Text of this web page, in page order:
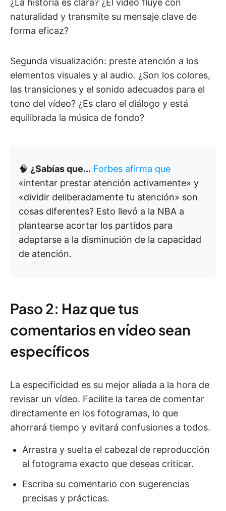
¿La historia es clara? ¿El vídeo fluye con
naturalidad y transmite su mensaje clave de
forma eficaz?
Segunda visualización: preste atención a los
elementos visuales y al audio. ¿Son los colores,
las transiciones y el sonido adecuados para el
tono del vídeo? ¿Es claro el diálogo y está
equilibrada la música de fondo?
🧠 ¿Sabías que... Forbes afirma que
«intentar prestar atención activamente» y
«dividir deliberadamente tu atención» son
cosas diferentes? Esto llevó a la NBA a
plantearse acortar los partidos para
adaptarse a la disminución de la capacidad
de atención.
Paso 2: Haz que tus
comentarios en vídeo sean
específicos
La especificidad es su mejor aliada a la hora de
revisar un vídeo. Facilite la tarea de comentar
directamente en los fotogramas, lo que
ahorrará tiempo y evitará confusiones a todos.
Arrastra y suelta el cabezal de reproducción
al fotograma exacto que deseas criticar.
Escriba su comentario con sugerencias
precisas y prácticas.